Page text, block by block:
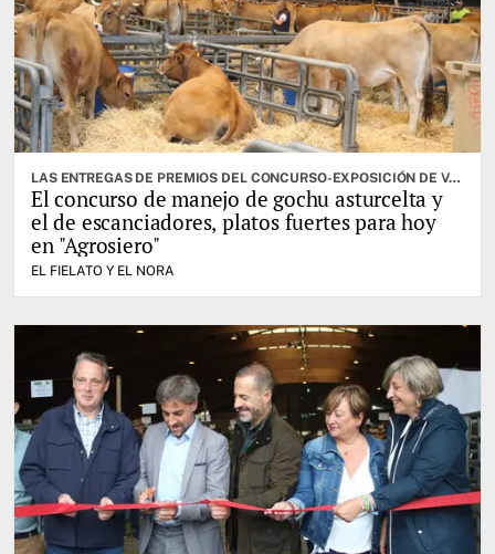
LAS ENTREGAS DE PREMIOS DEL CONCURSO-EXPOSICIÓN DE VACUNO SELECTO, OTRA DE LAS CITAS IMPORTANTES
El concurso de manejo de gochu asturcelta y
el de escanciadores, platos fuertes para hoy
en "Agrosiero"
EL FIELATO Y EL NORA